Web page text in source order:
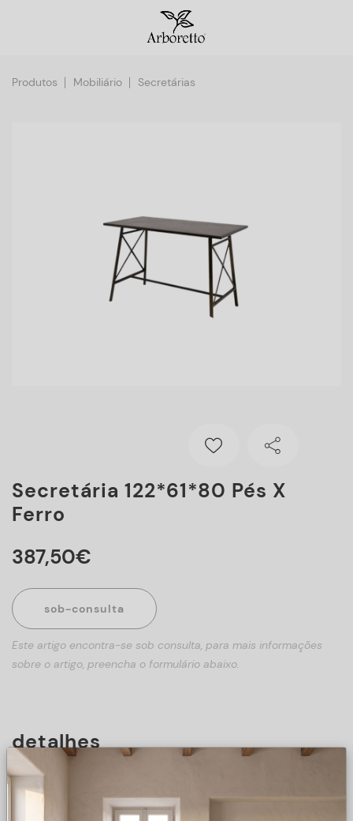
Produtos Mobiliário Secretárias
Secretária 122*61*80 Pés X
Ferro
387,50€
sob-consulta
Este artigo encontra-se sob consulta, para mais informações
sobre o artigo, preencha o formulário abaixo.
detalhes
DESCRIÇÃO